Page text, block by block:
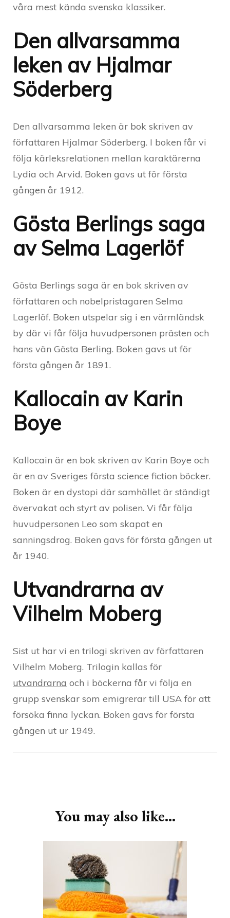
våra mest kända svenska klassiker.
Den allvarsamma
leken av Hjalmar
Söderberg
Den allvarsamma leken är bok skriven av
författaren Hjalmar Söderberg. I boken får vi
följa kärleksrelationen mellan karaktärerna
Lydia och Arvid. Boken gavs ut för första
gången år 1912.
Gösta Berlings saga
av Selma Lagerlöf
Gösta Berlings saga är en bok skriven av
författaren och nobelpristagaren Selma
Lagerlöf. Boken utspelar sig i en värmländsk
by där vi får följa huvudpersonen prästen och
hans vän Gösta Berling. Boken gavs ut för
första gången år 1891.
Kallocain av Karin
Boye
Kallocain är en bok skriven av Karin Boye och
är en av Sveriges första science fiction böcker.
Boken är en dystopi där samhället är ständigt
övervakat och styrt av polisen. Vi får följa
huvudpersonen Leo som skapat en
sanningsdrog. Boken gavs för första gången ut
år 1940.
Utvandrarna av
Vilhelm Moberg
Sist ut har vi en trilogi skriven av författaren
Vilhelm Moberg. Trilogin kallas för
utvandrarna och i böckerna får vi följa en
grupp svenskar som emigrerar till USA för att
försöka finna lyckan. Boken gavs för första
gången ut ur 1949.
You may also like...